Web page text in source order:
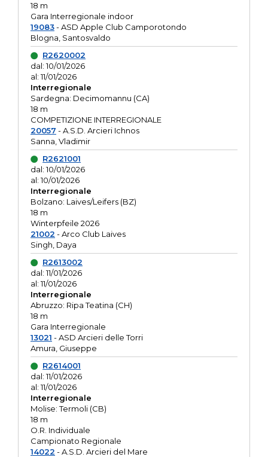
18 m
Gara Interregionale indoor
19083- ASD Apple Club Camporotondo
Blogna, Santosvaldo
R2620002
dal: 10/01/2026
al: 11/01/2026
Interregionale
Sardegna: Decimomannu (CA)
18 m
COMPETIZIONE INTERREGIONALE
20057 - A.S.D. Arcieri Ichnos
Sanna, Vladimir
R2621001
dal: 10/01/2026
al: 10/01/2026
Interregionale
Bolzano: Laives/Leifers (BZ)
18 m
Winterpfeile 2026
21002 - Arco Club Laives
Singh, Daya
R2613002
dal: 11/01/2026
al: 11/01/2026
Interregionale
Abruzzo: Ripa Teatina (CH)
18 m
Gara Interregionale
13021 - ASD Arcieri delle Torri
Amura, Giuseppe
R2614001
dal: 11/01/2026
al: 11/01/2026
Interregionale
Molise: Termoli (CB)
18 m
O.R. Individuale
Campionato Regionale
14022 - A.S.D. Arcieri del Mare